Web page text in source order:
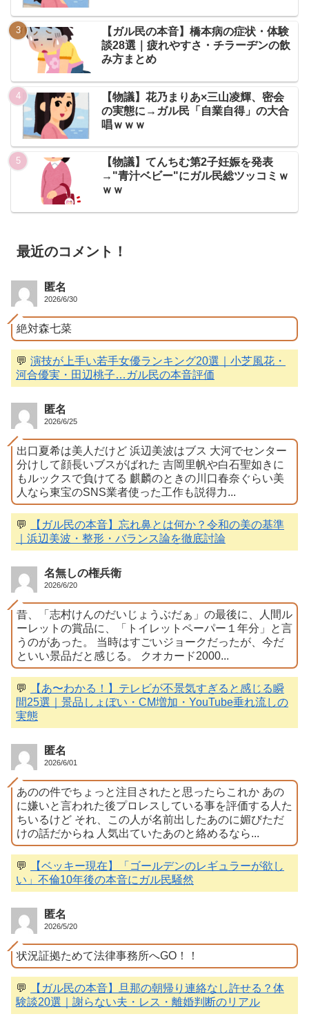
【ガル民の本音】橋本病の症状・体験
談28選｜疲れやすさ・チラーヂンの飲
み方まとめ
【物議】花乃まりあ×三山凌輝、密会
の実態に→ガル民「自業自得」の大合
唱ｗｗｗ
【物議】てんちむ第2子妊娠を発表
→"青汁ベビー"にガル民総ツッコミｗ
ｗｗ
最近のコメント！
匿名
2026/6/30
絶対森七菜
💬 演技が上手い若手女優ランキング20選｜小芝風花・
河合優実・田辺桃子…ガル民の本音評価
匿名
2026/6/25
出口夏希は美人だけど 浜辺美波はブス 大河でセンター
分けして顔長いブスがばれた 吉岡里帆や白石聖如きに
もルックスで負けてる 麒麟のときの川口春奈ぐらい美
人なら東宝のSNS業者使った工作も説得力...
💬
【ガル民の本音】忘れ鼻とは何か？令和の美の基準
｜浜辺美波・整形・バランス論を徹底討論
名無しの権兵衛
2026/6/20
昔、「志村けんのだいじょうぶだぁ」の最後に、人間ル
ーレットの賞品に、「トイレットペーパー１年分」と言
うのがあった。 当時はすごいジョークだったが、今だ
といい景品だと感じる。 クオカード2000...
💬
【あ〜わかる！】テレビが不景気すぎると感じる瞬
間25選｜景品しょぼい・CM増加・YouTube垂れ流しの
実態
匿名
2026/6/01
あのの件でちょっと注目されたと思ったらこれか あの
に嫌いと言われた後プロレスしている事を評価する人た
ちいるけど それ、この人が名前出したあのに媚びただ
けの話だからね 人気出ていたあのと絡めるなら...
💬
【ベッキー現在】「ゴールデンのレギュラーが欲し
い」不倫10年後の本音にガル民騒然
匿名
2026/5/20
状況証拠ためて法律事務所へGO！！
💬
【ガル民の本音】旦那の朝帰り連絡なし許せる？体
験談20選｜謝らない夫・レス・離婚判断のリアル